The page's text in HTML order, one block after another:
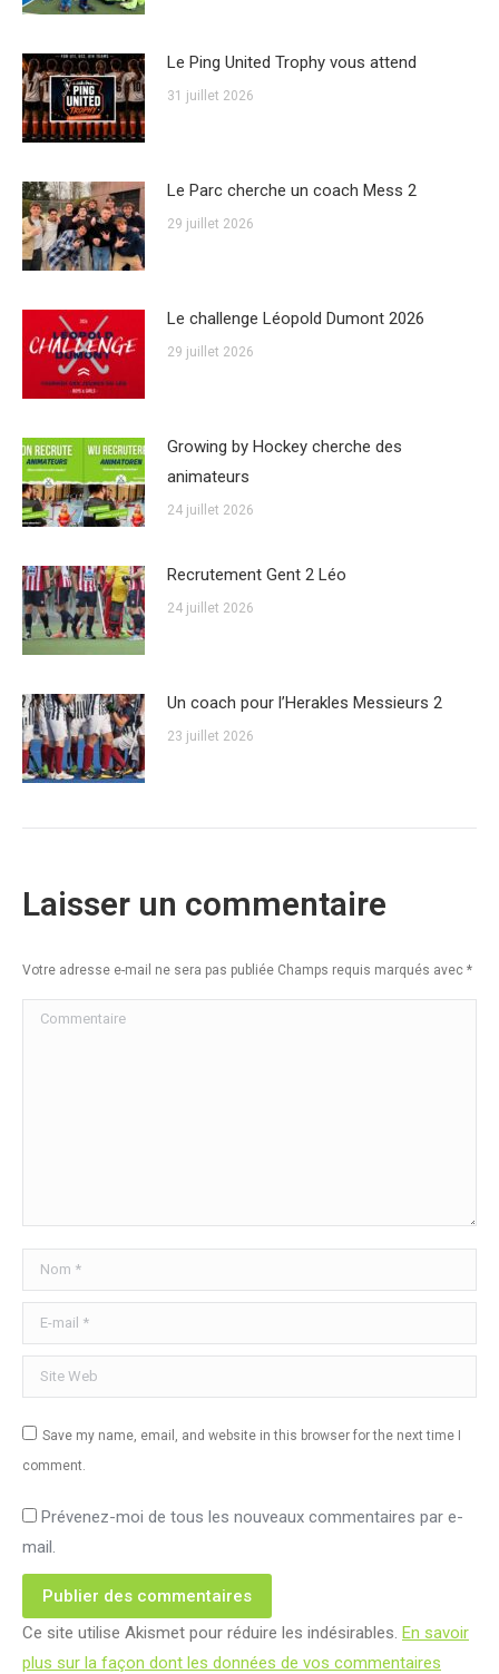
Le Ping United Trophy vous attend
31 juillet 2026
Le Parc cherche un coach Mess 2
29 juillet 2026
Le challenge Léopold Dumont 2026
29 juillet 2026
Growing by Hockey cherche des
animateurs
24 juillet 2026
Recrutement Gent 2 Léo
24 juillet 2026
Un coach pour l’Herakles Messieurs 2
23 juillet 2026
Laisser un commentaire
Votre adresse e-mail ne sera pas publiée Champs requis marqués avec *
Commentaire
Nom *
E-mail *
Site Web
Save my name, email, and website in this browser for the next time I
comment.
Prévenez-moi de tous les nouveaux commentaires par e-
mail.
Publier des commentaires
Ce site utilise Akismet pour réduire les indésirables. En savoir
plus sur la façon dont les données de vos commentaires